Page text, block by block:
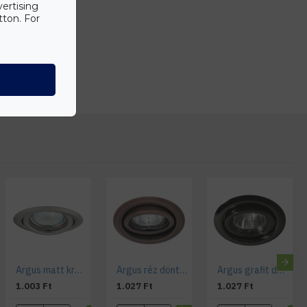
Argus matt króm dönthető spotkeret 15 fokos
1.003 Ft
Argus réz dönthető spotkeret 15 fokos
1.027 Ft
Argus grafit dönthető spotkeret 15 fokos
1.027 Ft
For